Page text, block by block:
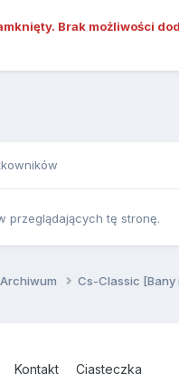
Brak możliwości
przeglądających tę stronę.
Archiwum Cs-Classic
Kontakt Ciasteczka